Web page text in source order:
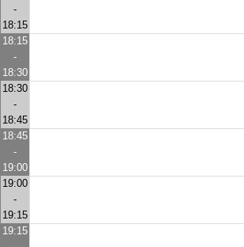
-
18:15
18:15
-
18:30
18:30
-
18:45
18:45
-
19:00
19:00
-
19:15
19:15